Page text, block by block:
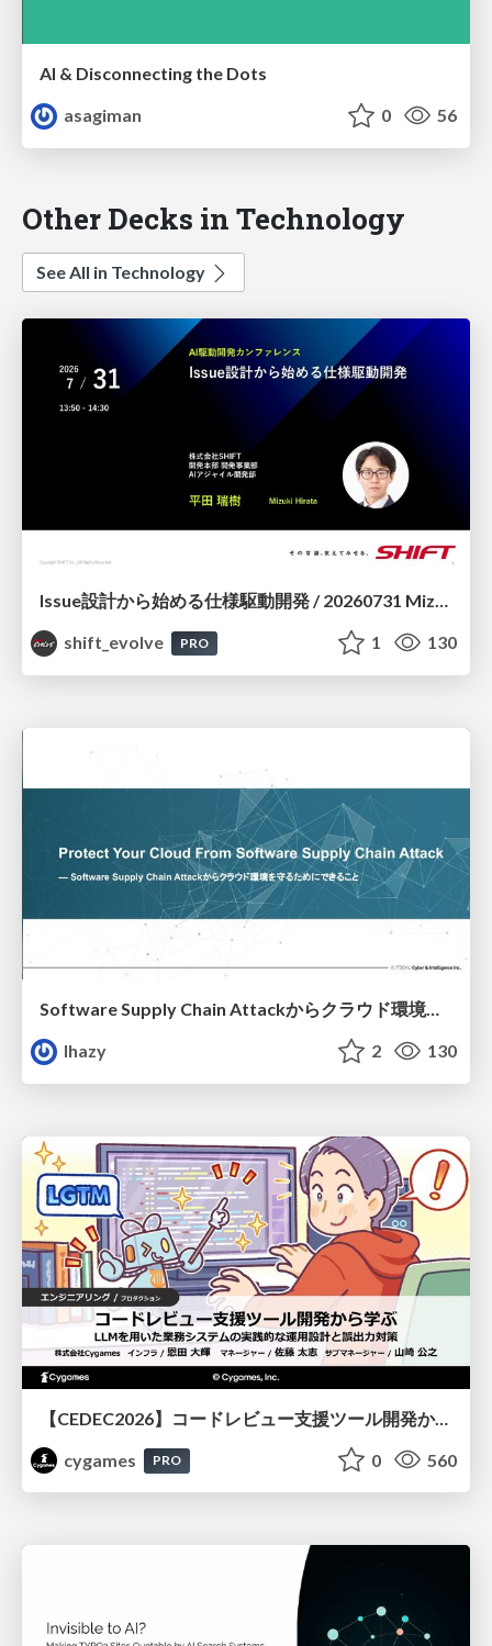
AI & Disconnecting the Dots
asagiman
0 56
Other Decks in Technology
See All in Technology
shift_evolve
PRO 1 130
Software Supply Chain Attackからクラウド環境を守るためにできること
lhazy
2 130
【CEDEC2026】コードレビュー支援ツール開発から学ぶ：LLMを用いた業務システムの実践的な運用設計と誤出力対策
cygames
PRO 0 560